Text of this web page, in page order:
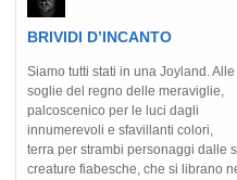
BRIVIDI D’INCANTO
Siamo tutti stati in una Joyland. Alle
soglie del regno delle meraviglie,
palcoscenico per le luci dagli
innumerevoli e sfavillanti colori,
terra per strambi personaggi dalle
creature fiabesche, che si librano